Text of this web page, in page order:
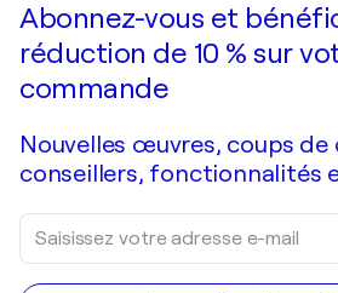
Je passe
Abonnez-vous et
réduction de 10 % sur
commande
Nouvelles œuvres, coups
conseillers, fonctionnalités